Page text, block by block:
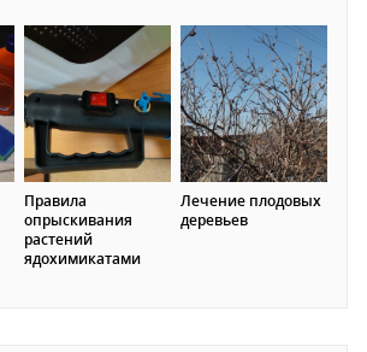
Правила
опрыскивания
растений
ядохимикатами
Лечение плодовых
деревьев